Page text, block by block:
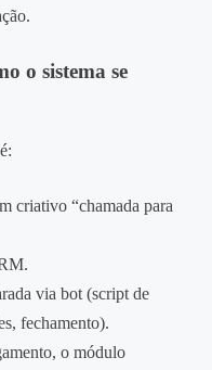
o sistema se
criativo “chamada para
via bot (script de
fechamento).
o módulo